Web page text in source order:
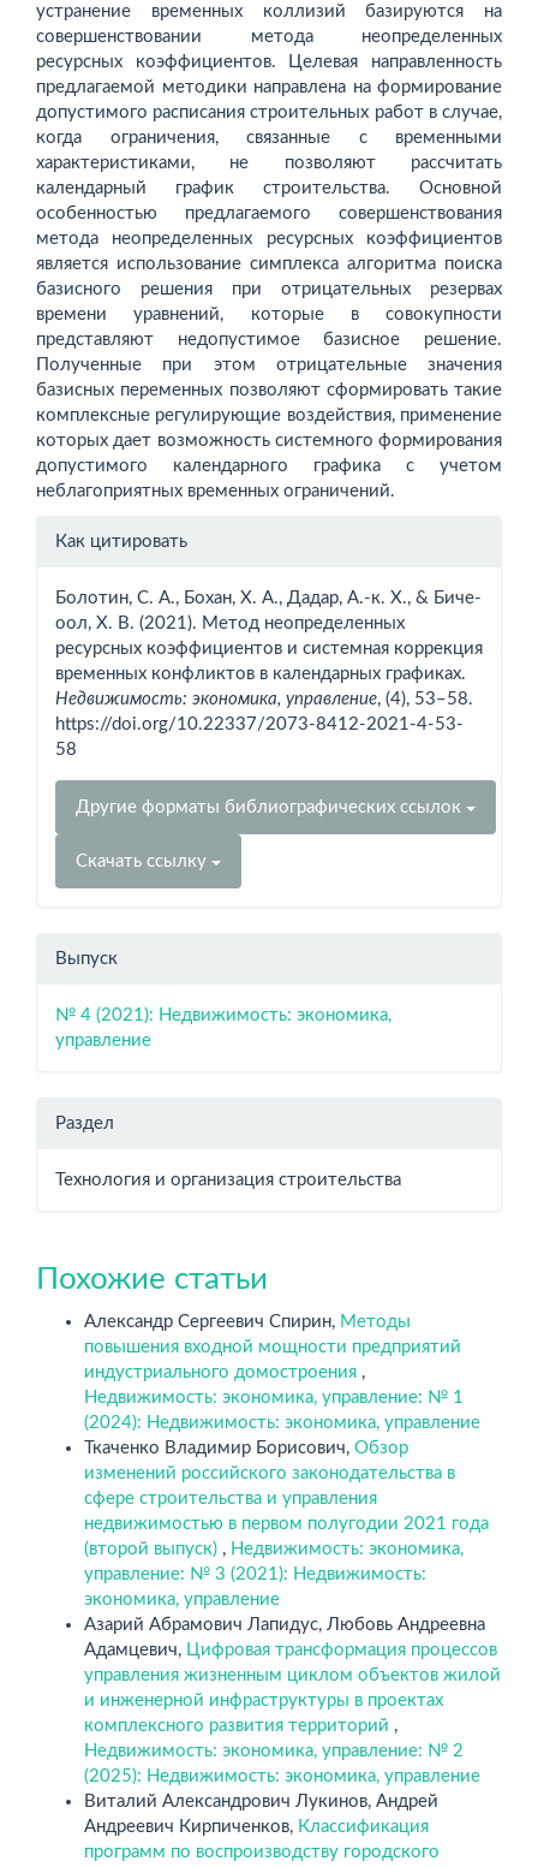
устранение временных коллизий базируются на
совершенствовании метода неопределенных
ресурсных коэффициентов. Целевая направленность
предлагаемой методики направлена на формирование
допустимого расписания строительных работ в случае,
когда ограничения, связанные с временными
характеристиками, не позволяют рассчитать
календарный график строительства. Основной
особенностью предлагаемого совершенствования
метода неопределенных ресурсных коэффициентов
является использование симплекса алгоритма поиска
базисного решения при отрицательных резервах
времени уравнений, которые в совокупности
представляют недопустимое базисное решение.
Полученные при этом отрицательные значения
базисных переменных позволяют сформировать такие
комплексные регулирующие воздействия, применение
которых дает возможность системного формирования
допустимого календарного графика с учетом
неблагоприятных временных ограничений.
Информация
Как цитировать
Болотин, С. А., Бохан, Х. А., Дадар, А.-к. Х., & Биче-
оол, Х. В. (2021). Метод неопределенных
ресурсных коэффициентов и системная коррекция
временных конфликтов в календарных графиках.
Недвижимость: экономика, управление, (4), 53–58.
https://doi.org/10.22337/2073-8412-2021-4-53-
58
Другие форматы библиографических ссылок
Скачать ссылку
Выпуск
№ 4 (2021): Недвижимость: экономика,
управление
Раздел
Технология и организация строительства
Похожие статьи
Александр Сергеевич Спирин, Методы
повышения входной мощности предприятий
индустриального домостроения ,
Недвижимость: экономика, управление: № 1
(2024): Недвижимость: экономика, управление
Ткаченко Владимир Борисович, Обзор
изменений российского законодательства в
сфере строительства и управления
недвижимостью в первом полугодии 2021 года
(второй выпуск) , Недвижимость: экономика,
управление: № 3 (2021): Недвижимость:
экономика, управление
Азарий Абрамович Лапидус, Любовь Андреевна
Адамцевич, Цифровая трансформация процессов
управления жизненным циклом объектов жилой
и инженерной инфраструктуры в проектах
комплексного развития территорий ,
Недвижимость: экономика, управление: № 2
(2025): Недвижимость: экономика, управление
Виталий Александрович Лукинов, Андрей
Андреевич Кирпиченков, Классификация
программ по воспроизводству городского